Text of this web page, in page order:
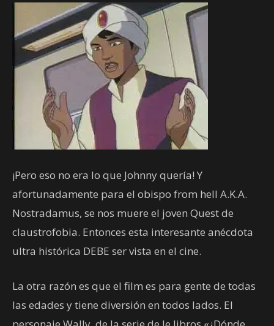
¡Pero eso no era lo que Johnny quería! Y
afortunadamente para el obispo from hell A.K.A.
Nostradamus, se nos muere el joven Quest de
claustrofobia. Entonces esta interesante anécdota
ultra histórica DEBE ser vista en el cine.
La otra razón es que el film es para gente de todas
las edades y tiene diversión en todos lados. El